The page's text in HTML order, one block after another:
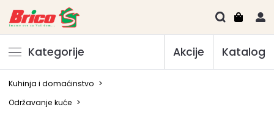
Kategorije Akcije Katalog
Kuhinja i domaćinstvo >
Održavanje kuće >